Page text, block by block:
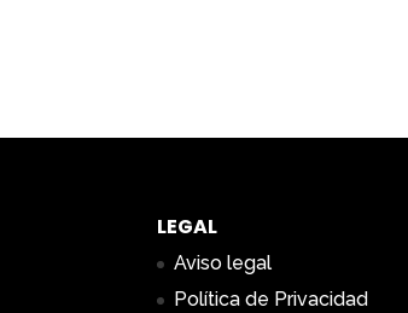
LEGAL
Aviso legal
Política de Privacidad